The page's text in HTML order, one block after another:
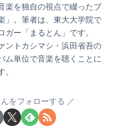
楽を独自の視点で綴ったブ
」。筆者は、東大大学院で
ガー「まるとん」です。
ントカシマシ・浜田省吾の
ム単位で音楽を聴くことに
。
んをフォローする